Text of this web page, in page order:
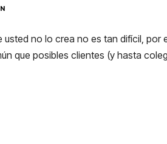
no lo crea no es tan difícil, por
que posibles clientes (y hasta